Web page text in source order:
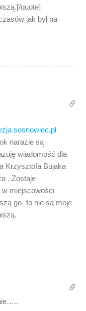
quote]
jak był na
narazie są
wiadomość dla
Krzysztofa Bujaka
. Zostaje
w miejscowości
go- to nie są moje